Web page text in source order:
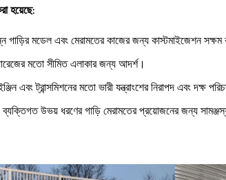
হয়েছে​:
গাড়ির মডেল এবং মেরামতের কাজের জন্য কাস্টমাইজেশন
মতো সীমিত এলাকার জন্য আদর্শ।
এবং ট্রান্সমিশনের মতো ভারী যন্ত্রাংশের নিরাপদ এবং দক্ষ
উভয় ধরণের গাড়ি মেরামতের প্রয়োজনের জন্য